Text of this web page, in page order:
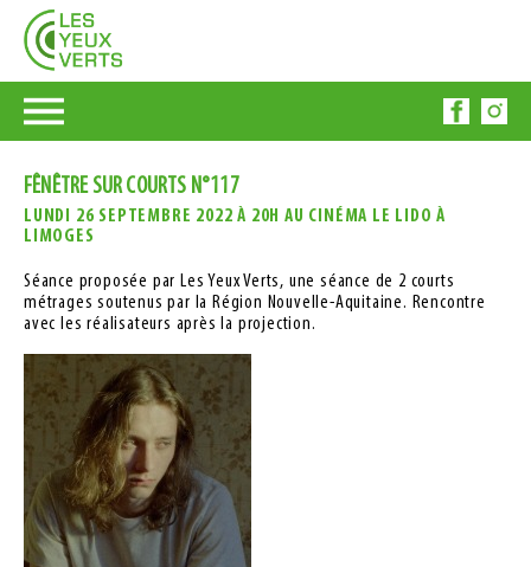
FÊNÊTRE SUR COURTS N°117
LUNDI 26 SEPTEMBRE 2022 À 20H AU CINÉMA LE LIDO À
LIMOGES
Séance proposée par Les Yeux Verts, une séance de 2 courts
métrages soutenus par la Région Nouvelle-Aquitaine. Rencontre
avec les réalisateurs après la projection.